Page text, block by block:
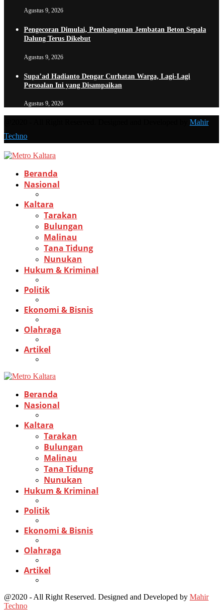
Agustus 9, 2026
Pengecoran Dimulai, Pembangunan Jembatan Beton Sepala
Dalung Terus Dikebut
Agustus 9, 2026
Supa’ad Hadianto Dengar Curhatan Warga, Lagi-Lagi
Persoalan Ini yang Disampaikan
Agustus 9, 2026
Mahir
Techno
Beranda
Nasional
Kaltara
Tarakan
Bulungan
Malinau
Tana Tidung
Nunukan
Hukum & Kriminal
Politik
Ekonomi & Bisnis
Olahraga
Artikel
Beranda
Nasional
Kaltara
Tarakan
Bulungan
Malinau
Tana Tidung
Nunukan
Hukum & Kriminal
Politik
Ekonomi & Bisnis
Olahraga
Artikel
@2020 - All Right Reserved. Designed and Developed by Mahir
Techno